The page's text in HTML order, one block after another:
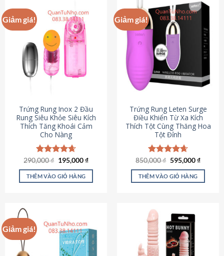
Giảm giá!
Trứng Rung Inox 2 Đầu
Rung Siêu Khỏe Siêu Kích
Thích Tăng Khoái Cảm
Cho Nàng
Được xếp
hạng4.64
5 sao
290,000₫ Giá
là:
290,000 ₫.
195,000₫Giá
tại
THÊM VÀO GIỎ HÀNG
Giảm giá!
Trứng Rung Leten Surge
Điều Khiển Từ Xa Kích
Thích Tột Cùng Thăng Hoa
Tột Đỉnh
Được xếp
hạng4.69
5 sao
850,000₫ Giá
là:
850,000 ₫.
595,000₫Giá
tại
THÊM VÀO GIỎ HÀNG
Giảm giá!